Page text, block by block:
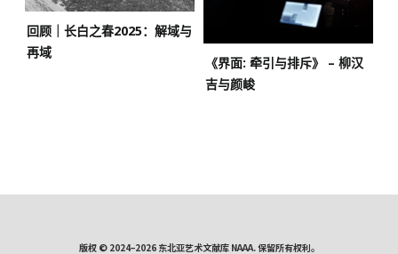
回顾｜长白之春2025：解域与
再域
《界面: 牵引与排斥》 – 柳汉
吉与颜峻
版权 © 2024–2026 东北亚艺术文献库 NAAA. 保留所有权利。